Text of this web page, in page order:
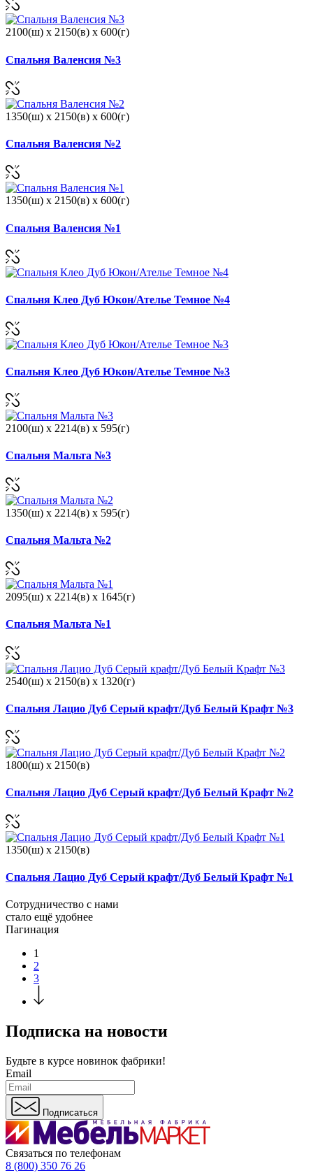
2100(ш) x 2150(в) x 600(г)
Спальня Валенсия №3
1350(ш) x 2150(в) x 600(г)
Спальня Валенсия №2
1350(ш) x 2150(в) x 600(г)
Спальня Валенсия №1
Спальня Клео Дуб Юкон/Ателье Темное №4
Спальня Клео Дуб Юкон/Ателье Темное №3
2100(ш) x 2214(в) x 595(г)
Спальня Мальта №3
1350(ш) x 2214(в) x 595(г)
Спальня Мальта №2
2095(ш) x 2214(в) x 1645(г)
Спальня Мальта №1
2540(ш) x 2150(в) x 1320(г)
Спальня Лацио Дуб Серый крафт/Дуб Белый Крафт №3
1800(ш) x 2150(в)
Спальня Лацио Дуб Серый крафт/Дуб Белый Крафт №2
1350(ш) x 2150(в)
Спальня Лацио Дуб Серый крафт/Дуб Белый Крафт №1
Сотрудничество с нами
стало ещё удобнее
Пагинация
1
2
3
Подписка на новости
Будьте в курсе новинок фабрики!
Email
Подписаться
Связаться по телефонам
8 (800) 350 76 26